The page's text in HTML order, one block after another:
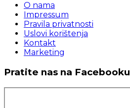
O nama
Impressum
Pravila privatnosti
Uslovi korištenja
Kontakt
Marketing
Pratite nas na Facebooku